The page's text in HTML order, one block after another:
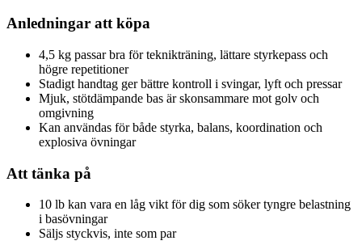
Anledningar att köpa
4,5 kg passar bra för teknikträning, lättare styrkepass och
högre repetitioner
Stadigt handtag ger bättre kontroll i svingar, lyft och pressar
Mjuk, stötdämpande bas är skonsammare mot golv och
omgivning
Kan användas för både styrka, balans, koordination och
explosiva övningar
Att tänka på
10 lb kan vara en låg vikt för dig som söker tyngre belastning
i basövningar
Säljs styckvis, inte som par